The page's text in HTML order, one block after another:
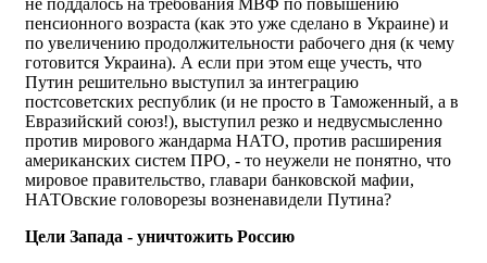
не поддалось на требования МВФ по повышению
пенсионного возраста (как это уже сделано в Украине) и
по увеличению продолжительности рабочего дня (к чему
готовится Украина). А если при этом еще учесть, что
Путин решительно выступил за интеграцию
постсоветских республик (и не просто в Таможенный, а в
Евразийский союз!), выступил резко и недвусмысленно
против мирового жандарма НАТО, против расширения
американских систем ПРО, - то неужели не понятно, что
мировое правительство, главари банковской мафии,
НАТОвские головорезы возненавидели Путина?
Цели Запада - уничтожить Россию